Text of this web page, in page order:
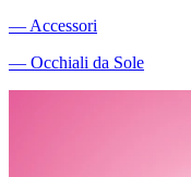
― Accessori
― Occhiali da Sole